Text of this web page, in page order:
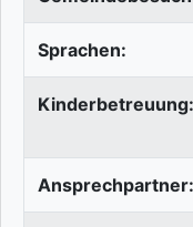
Sprachen:
Kinderbetreuung:
Ansprechpartner: